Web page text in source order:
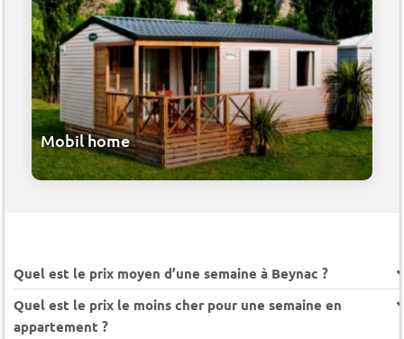
Mobil home
Quel est le prix moyen d’une semaine à Beynac ?
Quel est le prix le moins cher pour une semaine en
appartement ?